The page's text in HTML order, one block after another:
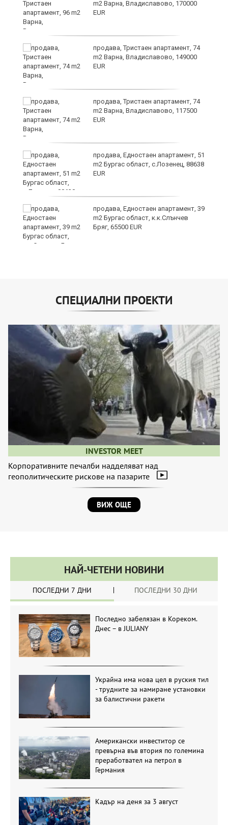
m2 Варна, Владиславово, 170000
EUR
продава, Тристаен апартамент, 74
m2 Варна, Владиславово, 149000
EUR
продава, Тристаен апартамент, 74
m2 Варна, Владиславово, 117500
EUR
продава, Едностаен апартамент, 51
m2 Бургас област, с.Лозенец, 88638
EUR
продава, Едностаен апартамент, 39
m2 Бургас област, к.к.Слънчев
Бряг, 65500 EUR
СПЕЦИАЛНИ ПРОЕКТИ
INVESTOR MEET
Корпоративните печалби надделяват над
геополитическите рискове на пазарите
ВИЖ ОЩЕ
НАЙ-ЧЕТЕНИ НОВИНИ
ПОСЛЕДНИ 7 ДНИ ПОСЛЕДНИ 30 ДНИ
Последно забелязан в Кореком.
Днес – в JULIANY
Украйна има нова цел в руския тил
- трудните за намиране установки
за балистични ракети
Американски инвеститор се
превърна във втория по големина
преработвател на петрол в
Германия
Кадър на деня за 3 август